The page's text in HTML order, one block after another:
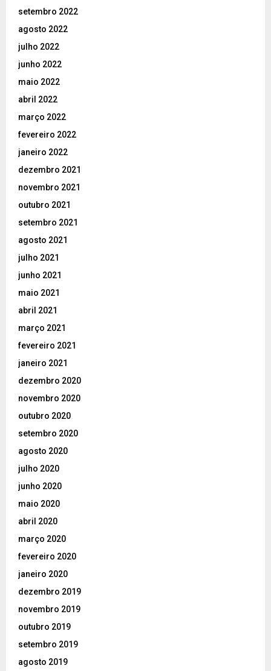
setembro 2022
agosto 2022
julho 2022
junho 2022
maio 2022
abril 2022
março 2022
fevereiro 2022
janeiro 2022
dezembro 2021
novembro 2021
outubro 2021
setembro 2021
agosto 2021
julho 2021
junho 2021
maio 2021
abril 2021
março 2021
fevereiro 2021
janeiro 2021
dezembro 2020
novembro 2020
outubro 2020
setembro 2020
agosto 2020
julho 2020
junho 2020
maio 2020
abril 2020
março 2020
fevereiro 2020
janeiro 2020
dezembro 2019
novembro 2019
outubro 2019
setembro 2019
agosto 2019